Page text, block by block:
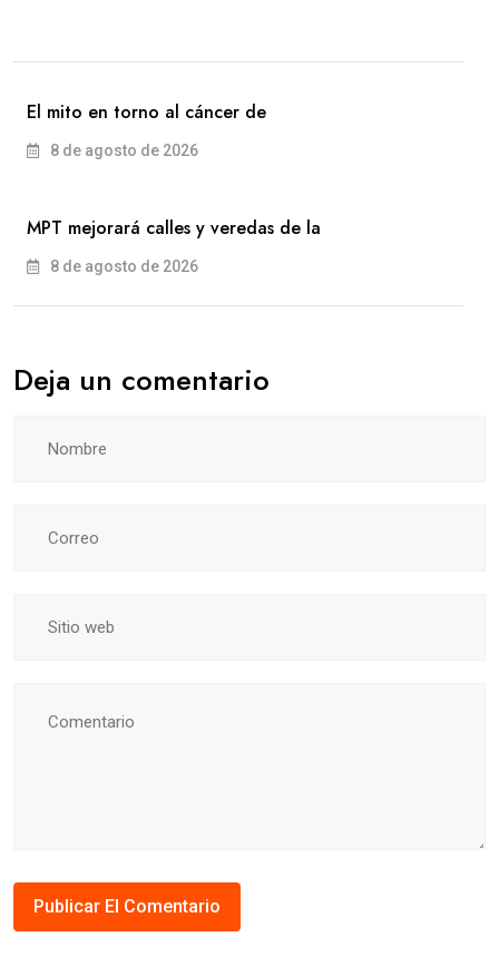
El mito en torno al cáncer de
8 de agosto de 2026
MPT mejorará calles y veredas de la
8 de agosto de 2026
Deja un comentario